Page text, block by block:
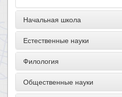
Начальная школа
Естественные науки
Филология
Общественные науки